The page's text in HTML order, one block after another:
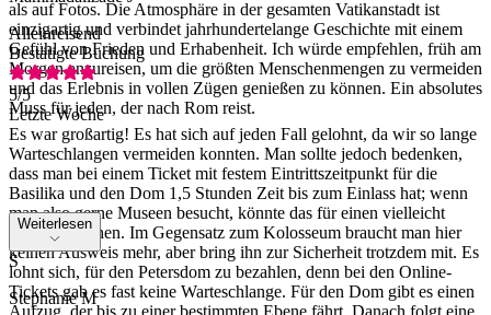
als auf Fotos. Die Atmosphäre in der gesamten Vatikanstadt ist
einzigartig und verbindet jahrhundertelange Geschichte mit einem
Gefühl von Frieden und Erhabenheit. Ich würde empfehlen, früh am
Morgen anzureisen, um die größten Menschenmengen zu vermeiden
und das Erlebnis in vollen Zügen genießen zu können. Ein absolutes
Muss für jeden, der nach Rom reist.
Alleinreisend
Bestätigte Buchung
5/5
Letzte Woche
Es war großartig! Es hat sich auf jeden Fall gelohnt, da wir so lange
Warteschlangen vermeiden konnten. Man sollte jedoch bedenken,
dass man bei einem Ticket mit festem Eintrittszeitpunkt für die
Basilika und den Dom 1,5 Stunden Zeit bis zum Einlass hat; wenn
man also gerne Museen besucht, könnte das für einen vielleicht
nicht ausreichen. Im Gegensatz zum Kolosseum braucht man hier
keinen Ausweis mehr, aber bring ihn zur Sicherheit trotzdem mit. Es
lohnt sich, für den Petersdom zu bezahlen, denn bei den Online-
Tickets gab es fast keine Warteschlange. Für den Dom gibt es einen
Aufzug, der bis zu einer bestimmten Ebene fährt. Danach folgt eine
Weiterlesen
S
Stephanie M